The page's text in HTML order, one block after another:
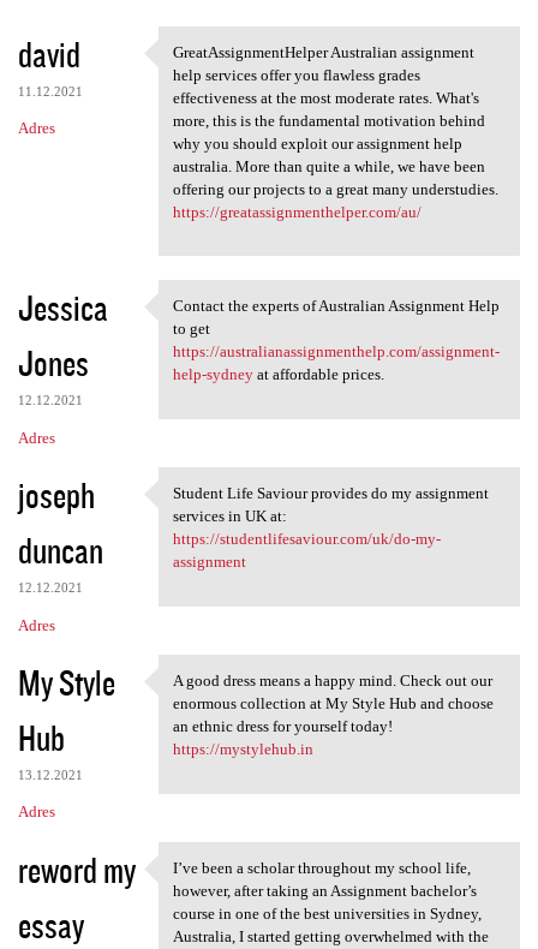
K
o
m
e
z
e
david
11.12.2021
Adres
GreatAssignmentHelper
GreatAssignmentHelper Australian assignment
help services offer you flawless grades
effectiveness at the most moderate rates. What's
more, this is the fundamental motivation behind
why you should exploit our assignment help
australia. More than quite a while, we have been
offering our projects to a great many understudies.
https://greatassignmenthelper.com/au/
Jessica
Jones
12.12.2021
Adres
Contact the experts of
Contact the experts of Australian Assignment Help
to get
https://australianassignmenthelp.com/assignment-
help-sydneyat affordable prices.
joseph
duncan
12.12.2021
Adres
Student Life Saviour provides
Student Life Saviour provides do my assignment
services in UK at:
https://studentlifesaviour.com/uk/do-my-
assignment
My Style
Hub
13.12.2021
Adres
A good dress means a happy
A good dress means a happy mind. Check out our
enormous collection at My Style Hub and choose
an ethnic dress for yourself today!
https://mystylehub.in
reword my
essay
I’ve been a scholar
I’ve been a scholar throughout my school life,
however, after taking an Assignment bachelor’s
course in one of the best universities in Sydney,
Australia, I started getting overwhelmed with the